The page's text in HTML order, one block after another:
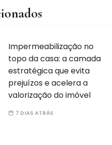
Impermeabilização no
topo da casa: a camada
estratégica que evita
prejuízos e acelera a
valorização do imóvel
7 DIAS ATRÁS